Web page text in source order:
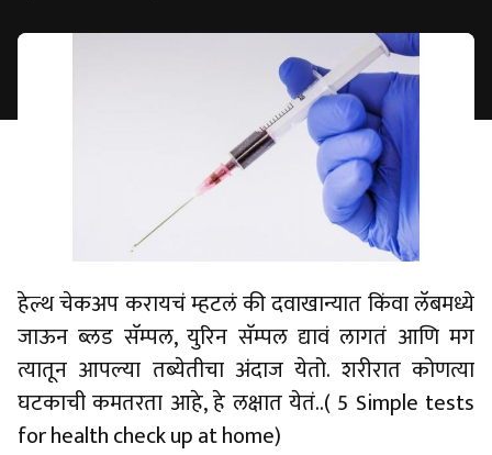
हेल्थ चेकअप करायचं म्हटलं की दवाखान्यात किंवा लॅबमध्ये
जाऊन ब्लड सॅम्पल, युरिन सॅम्पल द्यावं लागतं आणि मग
त्यातून आपल्या तब्येतीचा अंदाज येतो. शरीरात कोणत्या
घटकाची कमतरता आहे, हे लक्षात येतं..( 5 Simple tests
for health check up at home)